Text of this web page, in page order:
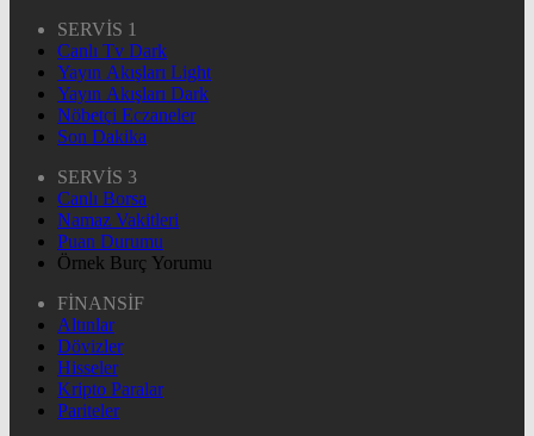
SERVİS 1
Canlı Tv Dark
Yayın Akışları Light
Yayın Akışları Dark
Nöbetçi Eczaneler
Son Dakika
SERVİS 3
Canlı Borsa
Namaz Vakitleri
Puan Durumu
Örnek Burç Yorumu
FİNANSİF
Altınlar
Dövizler
Hisseler
Kripto Paralar
Pariteler